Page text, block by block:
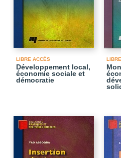
LIBRE ACCÈS
Développement local,
économie sociale et
démocratie